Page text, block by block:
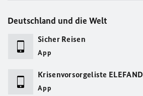
Deutschland und die Welt
Sicher Reisen
App
Krisenvorsorgeliste ELEFAND
App